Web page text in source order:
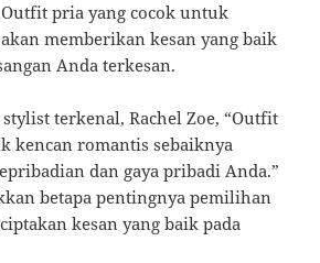
pria yang cocok untuk
memberikan kesan yang baik
Anda terkesan.
terkenal, Rachel Zoe, “Outfit
kencan romantis sebaiknya
dan gaya pribadi Anda.”
betapa pentingnya pemilihan
kesan yang baik pada